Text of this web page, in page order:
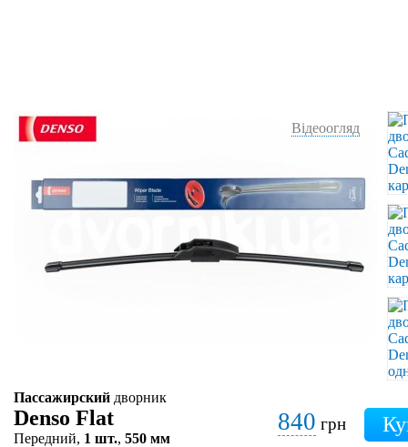
Відеоогляд
Пассажирский дворник
Denso Flat
Передний, 1 шт., 550 мм
840 грн